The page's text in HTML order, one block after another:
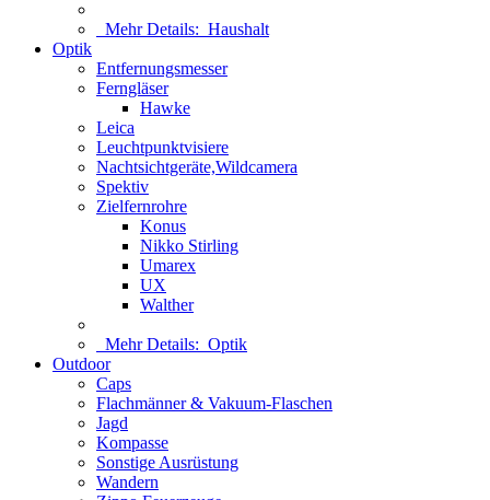
Mehr Details: Haushalt
Optik
Entfernungsmesser
Ferngläser
Hawke
Leica
Leuchtpunktvisiere
Nachtsichtgeräte,Wildcamera
Spektiv
Zielfernrohre
Konus
Nikko Stirling
Umarex
UX
Walther
Mehr Details: Optik
Outdoor
Caps
Flachmänner & Vakuum-Flaschen
Jagd
Kompasse
Sonstige Ausrüstung
Wandern